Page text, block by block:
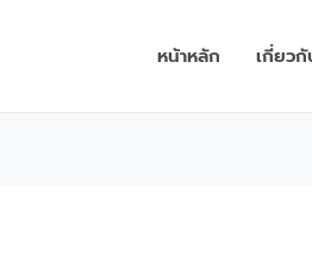
หน้าหลัก เกี่ยวกั